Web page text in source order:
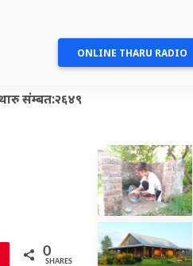
ONLINE THARU RADIO
संम्बत:२६४९
0
SHARES